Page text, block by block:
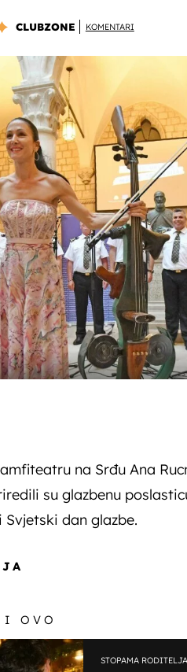
CLUBZONE KOMENTARI
na Srđu Ana
su glazbenu
dan glazbe.
I OVO
STOPAMA RODITELJA